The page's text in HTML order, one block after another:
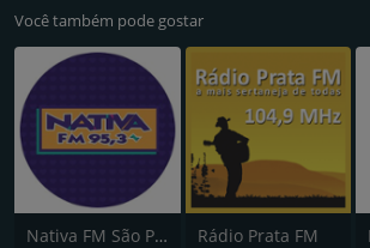
Você também pode gostar
Nativa FM São Paulo Rádio Prata FM